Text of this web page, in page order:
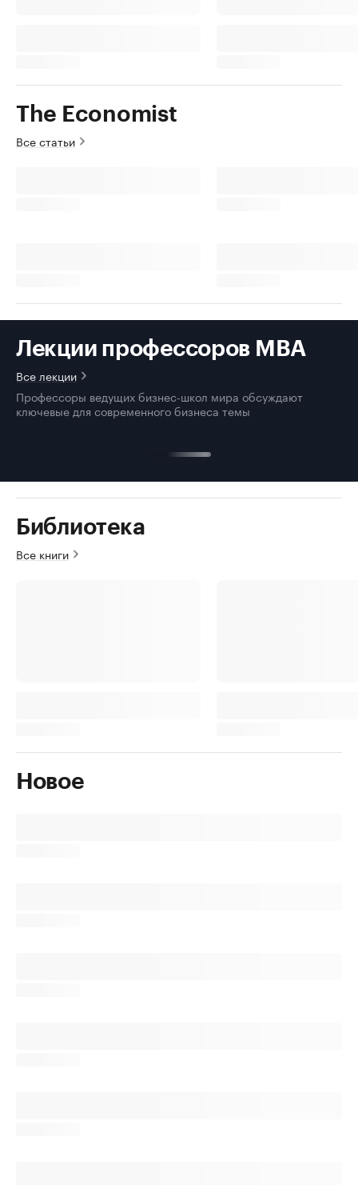
The Economist
Все статьи
Лекции профессоров MBA
Все лекции
Профессоры ведущих бизнес-школ мира обсуждают
ключевые для современного бизнеса темы
Библиотека
Все книги
Новое